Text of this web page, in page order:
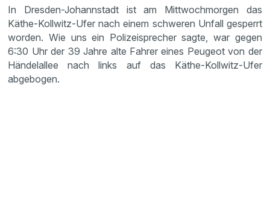
In Dresden-Johannstadt ist am Mittwochmorgen das
Käthe-Kollwitz-Ufer nach einem schweren Unfall gesperrt
worden. Wie uns ein Polizeisprecher sagte, war gegen
6:30 Uhr der 39 Jahre alte Fahrer eines Peugeot von der
Händelallee nach links auf das Käthe-Kollwitz-Ufer
abgebogen.